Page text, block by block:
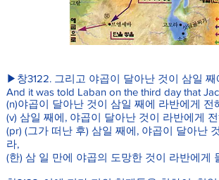
▶창3122. 그리고 야곱이 달아난 것이 삼일
And it was told Laban on the third day that
(n)야곱이 달아난 것이 삼일 째에 라반에게 전
(v) 삼일 째에, 야곱이 달아난 것이 라반에게
(pr) (그가 떠난 후) 삼일 째에, 야곱이 달아난
라,
(한) 삼 일 만에 야곱의 도망한 것이 라반에게